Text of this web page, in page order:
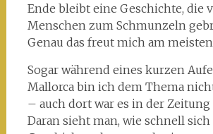
Ende bleibt eine Geschichte, die
Menschen zum Schmunzeln
Genau das freut mich am
Sogar während eines kurzen
Mallorca bin ich dem Thema
– auch dort war es in der Zeitung
Daran sieht man, wie schnell sich